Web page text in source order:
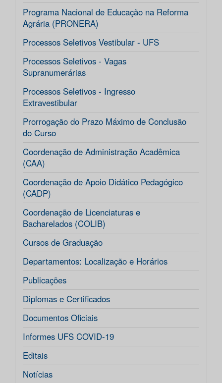
Programa Nacional de Educação na Reforma
Agrária (PRONERA)
Processos Seletivos Vestibular - UFS
Processos Seletivos - Vagas
Supranumerárias
Processos Seletivos - Ingresso
Extravestibular
Prorrogação do Prazo Máximo de Conclusão
do Curso
Coordenação de Administração Acadêmica
(CAA)
Coordenação de Apoio Didático Pedagógico
(CADP)
Coordenação de Licenciaturas e
Bacharelados (COLIB)
Cursos de Graduação
Departamentos: Localização e Horários
Publicações
Diplomas e Certificados
Documentos Oficiais
Informes UFS COVID-19
Editais
Notícias